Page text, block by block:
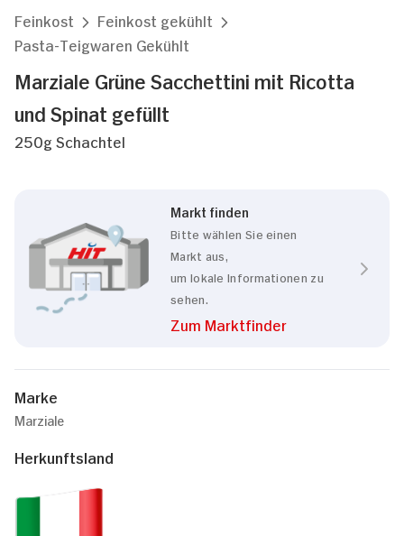
Feinkost
Feinkost gekühlt
Pasta-Teigwaren Gekühlt
Marziale Grüne Sacchettini mit Ricotta
und Spinat gefüllt
250g Schachtel
Markt finden
Bitte wählen Sie einen
Markt aus,
um lokale Informationen zu
sehen.
Zum Marktfinder
Marke
Marziale
Herkunftsland